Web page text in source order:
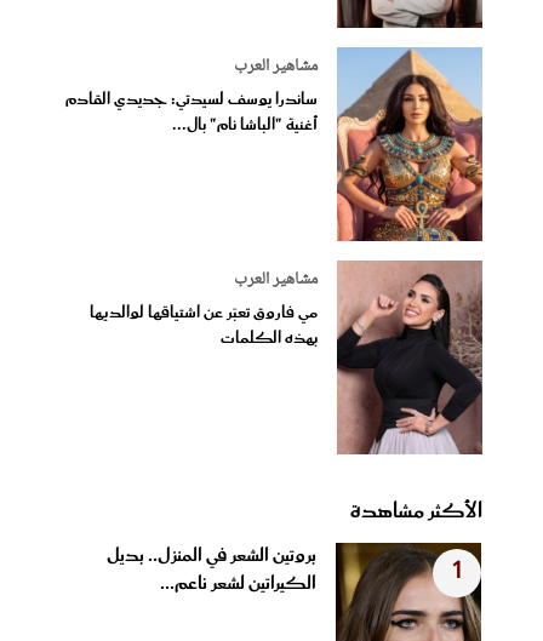
مشاهير العرب
ساندرا يوسف لسيدتي: جديدي القادم
أغنية "الباشا نام" بال...
مشاهير العرب
مي فاروق تعبّر عن اشتياقها لوالديها
بهذه الكلمات
الأكثر مشاهدة
1
بروتين الشعر في المنزل.. بديل
الكيراتين لشعر ناعم...